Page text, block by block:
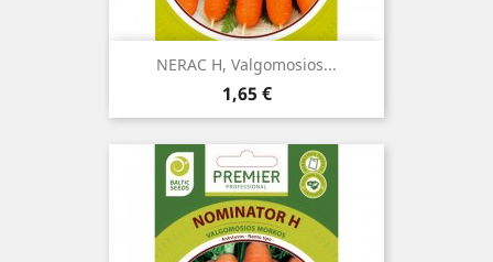
NERAC H, Valgomosios...
Kaina
1,65 €